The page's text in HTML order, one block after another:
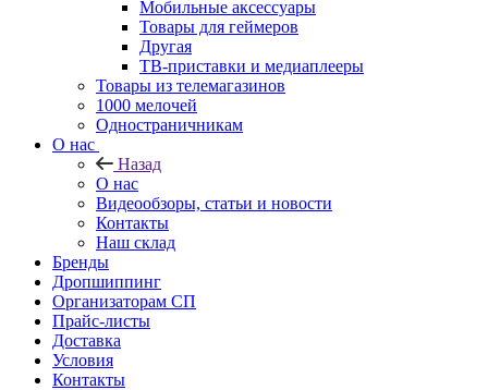
Мобильные аксессуары
Товары для геймеров
Другая
ТВ-приставки и медиаплееры
Товары из телемагазинов
1000 мелочей
Одностраничникам
О нас
Назад
О нас
Видеообзоры, статьи и новости
Контакты
Наш склад
Бренды
Дропшиппинг
Организаторам СП
Прайс-листы
Доставка
Условия
Контакты